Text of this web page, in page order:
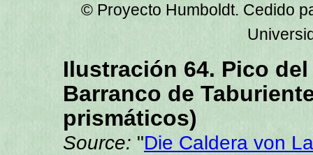
© Proyecto Humboldt. Cedido
Ilustración 64. Pico
Barranco de
prismáticos)
Source: "Die Caldera von